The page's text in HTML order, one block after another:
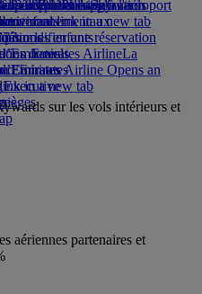
l'aéroportParking à l'aéroport
external link in a new tab
Executive
pour les enfants
enfants
les enfants
environnementaux
Emirates AirlineLa
Emirates Airline Opens an
in a new tab
à Emirates Skywards
portable et l'application
modifier une réservation
de vols
d’Emirates
sur les vols intérieurs et
aériennes partenaires et